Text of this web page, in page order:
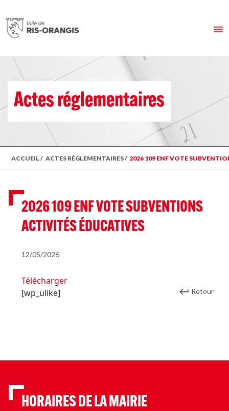
Actes réglementaires
ACCUEIL/ ACTES RÉGLEMENTAIRES/ 2026 109 ENF VOTE
2026 109 ENF VOTE SUBVENTIONS
ACTIVITÉS ÉDUCATIVES
12/05/2026
Télécharger
[wp_ulike]
Retour
HORAIRES DE LA MAIRIE